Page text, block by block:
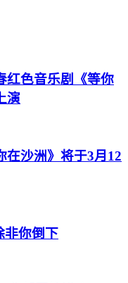
红色音乐剧《等你
演
在沙洲》将于3月12
非你倒下